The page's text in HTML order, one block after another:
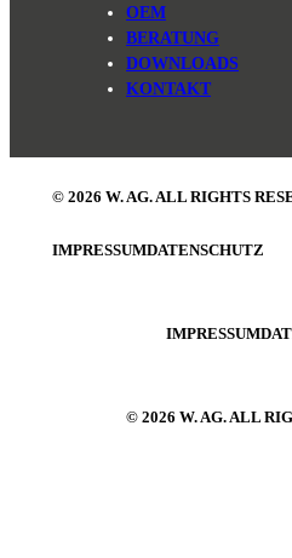
OEM
BERATUNG
DOWNLOADS
KONTAKT
© 2026 W. AG. ALL RIGHTS
IMPRESSUMDATENSCHUTZ
IMPRESSUM
© 2026 W. AG. ALL